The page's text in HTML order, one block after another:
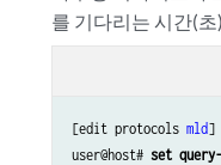
를 기다리는 시간(
[edit protocols mld]
user@host# set